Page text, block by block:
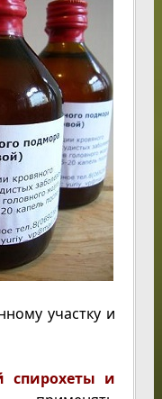
участку и
спирохеты и